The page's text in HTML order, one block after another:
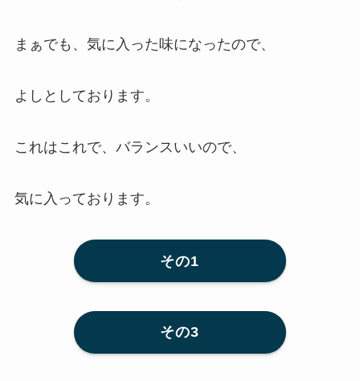
まぁでも、気に入った味になったので、
よしとしております。
これはこれで、バランスいいので、
気に入っております。
その1
その3